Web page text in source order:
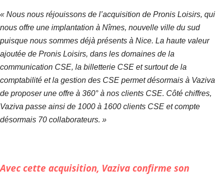
« Nous nous réjouissons de l’acquisition de Pronis Loisirs, qui
nous offre une implantation à Nîmes, nouvelle ville du sud
puisque nous sommes déjà présents à Nice. La haute valeur
ajoutée de Pronis Loisirs, dans les domaines de la
communication CSE, la billetterie CSE et surtout de la
comptabilité et la gestion des CSE permet désormais à Vaziva
de proposer une offre à 360° à nos clients CSE. Côté chiffres,
Vaziva passe ainsi de 1000 à 1600 clients CSE et compte
désormais 70 collaborateurs. »
Avec cette acquisition, Vaziva confirme son